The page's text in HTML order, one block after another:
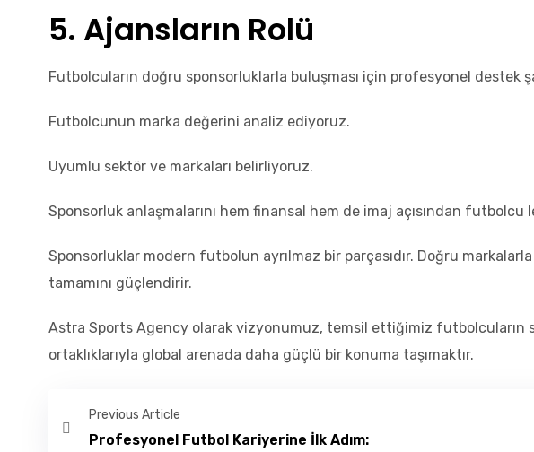
5. Ajansların Rolü
Futbolcuların doğru sponsorluklarla buluşması için profesyonel destek
Futbolcunun marka değerini analiz ediyoruz.
Uyumlu sektör ve markaları belirliyoruz.
Sponsorluk anlaşmalarını hem finansal hem de imaj açısından
Sponsorluklar modern futbolun ayrılmaz bir parçasıdır. Doğru
tamamını güçlendirir.
Astra Sports Agency olarak vizyonumuz, temsil ettiğimiz futbolcuların
ortaklıklarıyla global arenada daha güçlü bir konuma taşımaktır.
Previous Article
Profesyonel Futbol Kariyerine İlk Adım: